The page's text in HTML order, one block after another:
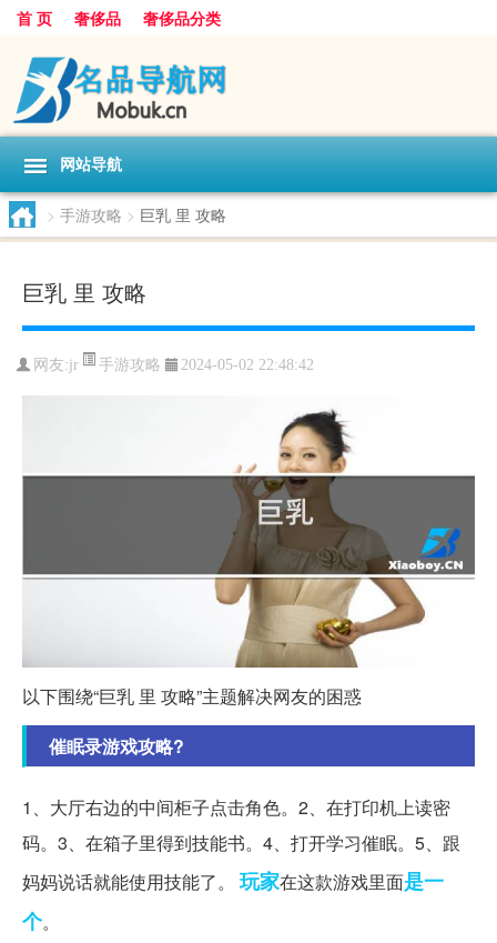
首 页 奢侈品 奢侈品分类
网站导航
> 手游攻略 > 巨乳 里 攻略
巨乳 里 攻略
网友:jr 手游攻略 2024-05-02 22:48:42
以下围绕“巨乳 里 攻略”主题解决网友的困惑
催眠录游戏攻略?
1、大厅右边的中间柜子点击角色。2、在打印机上读密
码。3、在箱子里得到技能书。4、打开学习催眠。5、跟
妈妈说话就能使用技能了。 玩家在这款游戏里面是一
个。